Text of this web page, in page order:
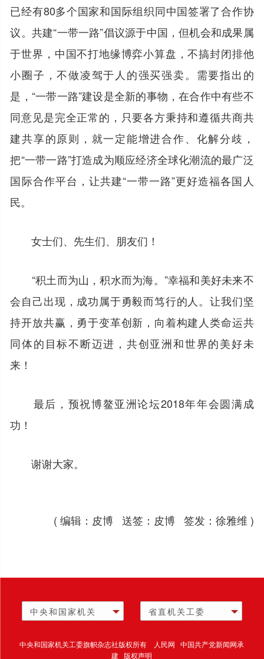
已经有80多个国家和国际组织同中国签署了合作协
议。共建“一带一路”倡议源于中国，但机会和成果属
于世界，中国不打地缘博弈小算盘，不搞封闭排他
小圈子，不做凌驾于人的强买强卖。需要指出的
是，“一带一路”建设是全新的事物，在合作中有些不
同意见是完全正常的，只要各方秉持和遵循共商共
建共享的原则，就一定能增进合作、化解分歧，
把“一带一路”打造成为顺应经济全球化潮流的最广泛
国际合作平台，让共建“一带一路”更好造福各国人
民。
女士们、先生们、朋友们！
“积土而为山，积水而为海。”幸福和美好未来不
会自己出现，成功属于勇毅而笃行的人。让我们坚
持开放共赢，勇于变革创新，向着构建人类命运共
同体的目标不断迈进，共创亚洲和世界的美好未
来！
最后，预祝博鳌亚洲论坛2018年年会圆满成
功！
谢谢大家。
( 编辑：皮博 送签：皮博 签发：徐雅维 )
中央和国家机关 省直机关工委
中央和国家机关工委旗帜杂志社版权所有 人民网 中国共产党新闻网承
建 版权声明